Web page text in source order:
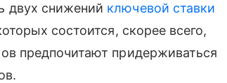
двух снижений ключевой ставки
состоится, скорее всего,
предпочитают придерживаться